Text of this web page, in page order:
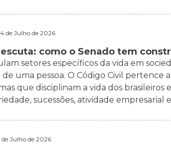
de Julho de 2026
como o Senado tem
setores específicos da vida em
uma pessoa. O Código Civil pertence
que disciplinam a vida dos brasileiros
sucessões, atividade empresarial e
de Julho de 2026